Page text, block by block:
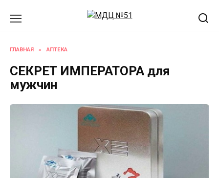
ГЛАВНАЯ » АПТЕКА
СЕКРЕТ ИМПЕРАТОРА для
мужчин